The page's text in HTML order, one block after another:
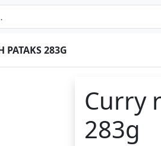
PATAKS 283G
Curry
283g